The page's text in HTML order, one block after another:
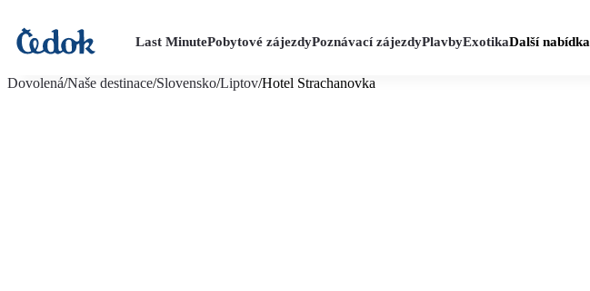
Last MinutePobytové zájezdyPoznávací zájezdyPlavbyExotikaDalší nabídka
Dovolená/Naše destinace/Slovensko/Liptov/Hotel Strachanovka